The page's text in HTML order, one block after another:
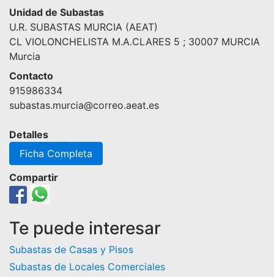
Unidad de Subastas
U.R. SUBASTAS MURCIA (AEAT)
CL VIOLONCHELISTA M.A.CLARES 5 ; 30007 MURCIA
Murcia
Contacto
915986334
subastas.murcia@correo.aeat.es
Detalles
Ficha Completa
Compartir
Te puede interesar
Subastas de Casas y Pisos
Subastas de Locales Comerciales